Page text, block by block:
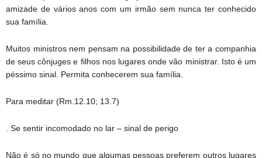
amizade de vários anos com um irmão sem nunca ter conhecido
sua família.
Muitos ministros nem pensam na possibilidade de ter a companhia
de seus cônjuges e filhos nos lugares onde vão ministrar. Isto é um
péssimo sinal. Permita conhecerem sua família.
Para meditar (Rm.12.10; 13.7)
. Se sentir incomodado no lar – sinal de perigo
Não é só no mundo que algumas pessoas preferem outros lugares